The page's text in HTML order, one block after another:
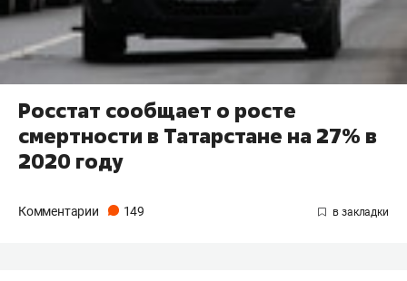
Росстат сообщает о росте
смертности в Татарстане на 27% в
2020 году
Комментарии 149